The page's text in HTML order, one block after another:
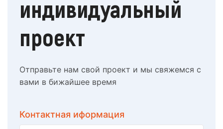
индивидуальный
проект
Отправьте нам свой проект и мы свяжемся с
вами в бижайшее время
Контактная иформация